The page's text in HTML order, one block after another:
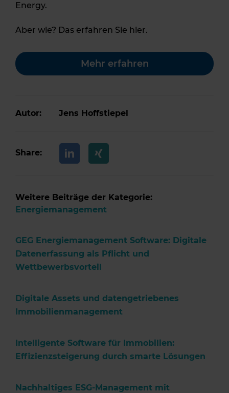
Energy.
Aber wie? Das erfahren Sie hier.
Mehr erfahren
Autor: Jens Hoffstiepel
Share:
Weitere Beiträge der Kategorie:
Energiemanagement
GEG Energiemanagement Software: Digitale
Datenerfassung als Pflicht und
Wettbewerbsvorteil
Digitale Assets und datengetriebenes
Immobilienmanagement
Intelligente Software für Immobilien:
Effizienzsteigerung durch smarte Lösungen
Nachhaltiges ESG-Management mit